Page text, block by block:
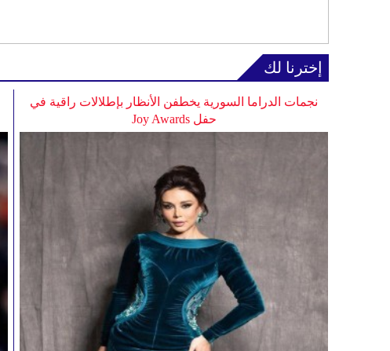
إخترنا لك
نجمات الدراما السورية يخطفن الأنظار بإطلالات راقية في
حفل Joy Awards